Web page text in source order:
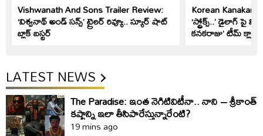
Vishwanath And Sons Trailer Review:
‘విశ్వనాథ్ అండ్ సన్స్’ ట్రైలర్ రివ్యూ.. స్యూర్ షాట్
బ్లాక్ బస్టర్
Korean
‘స్ట్రోక్స్..’ డైలాగ్ పై
కనకరాజు’ టీమ్
LATEST NEWS
The Paradise: ఇంత నెగిటివిటీనా.. నాని – శ్రీకాంత్‌
కష్టాన్ని ఇలా తీసిపారేస్తున్నారేంటి?
19 mins ago